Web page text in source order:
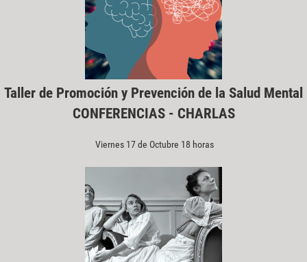
Taller de Promoción y Prevención de la Salud Mental
CONFERENCIAS - CHARLAS
Viernes 17 de Octubre 18 horas